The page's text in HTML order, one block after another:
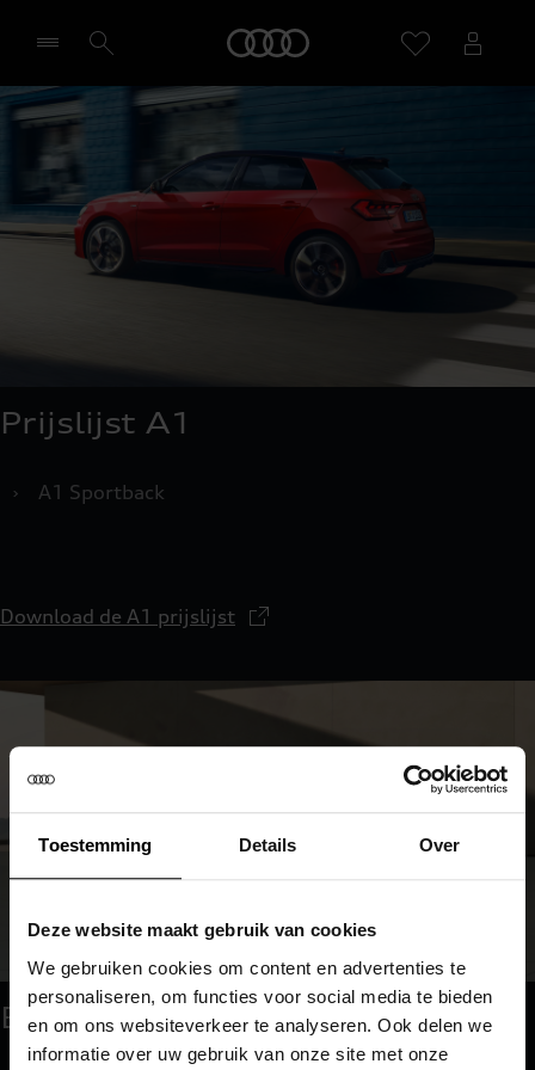
Toestemming Details Over
Deze website maakt gebruik van cookies
We gebruiken cookies om content en advertenties te
personaliseren, om functies voor social media te bieden
en om ons websiteverkeer te analyseren. Ook delen we
informatie over uw gebruik van onze site met onze
Selecteer een dealer
Prijslijst A1
› A1 Sportback
Download de A1 prijslijst
Brochure downloaden